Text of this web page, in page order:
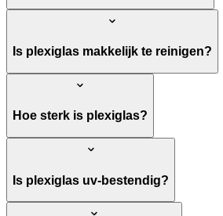
Is plexiglas makkelijk te reinigen?
Hoe sterk is plexiglas?
Is plexiglas uv-bestendig?